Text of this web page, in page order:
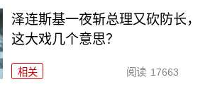
泽连斯基一夜斩总理又砍防长，
这大戏几个意思？
相关 阅读 17663